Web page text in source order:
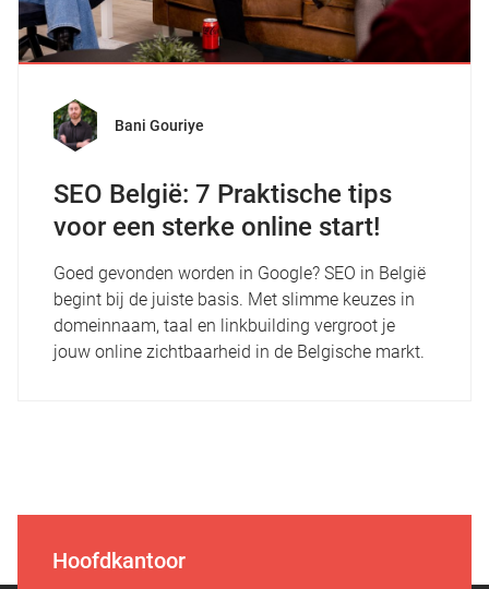
Bani Gouriye
SEO België: 7 Praktische tips
voor een sterke online start!
Goed gevonden worden in Google? SEO in België
begint bij de juiste basis. Met slimme keuzes in
domeinnaam, taal en linkbuilding vergroot je
jouw online zichtbaarheid in de Belgische markt.
Hoofdkantoor